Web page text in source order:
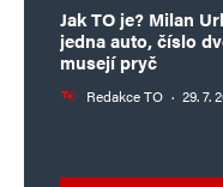
Jak TO je? Milan
jedna auto, číslo
musejí pryč
Redakce TO · 29. 7.